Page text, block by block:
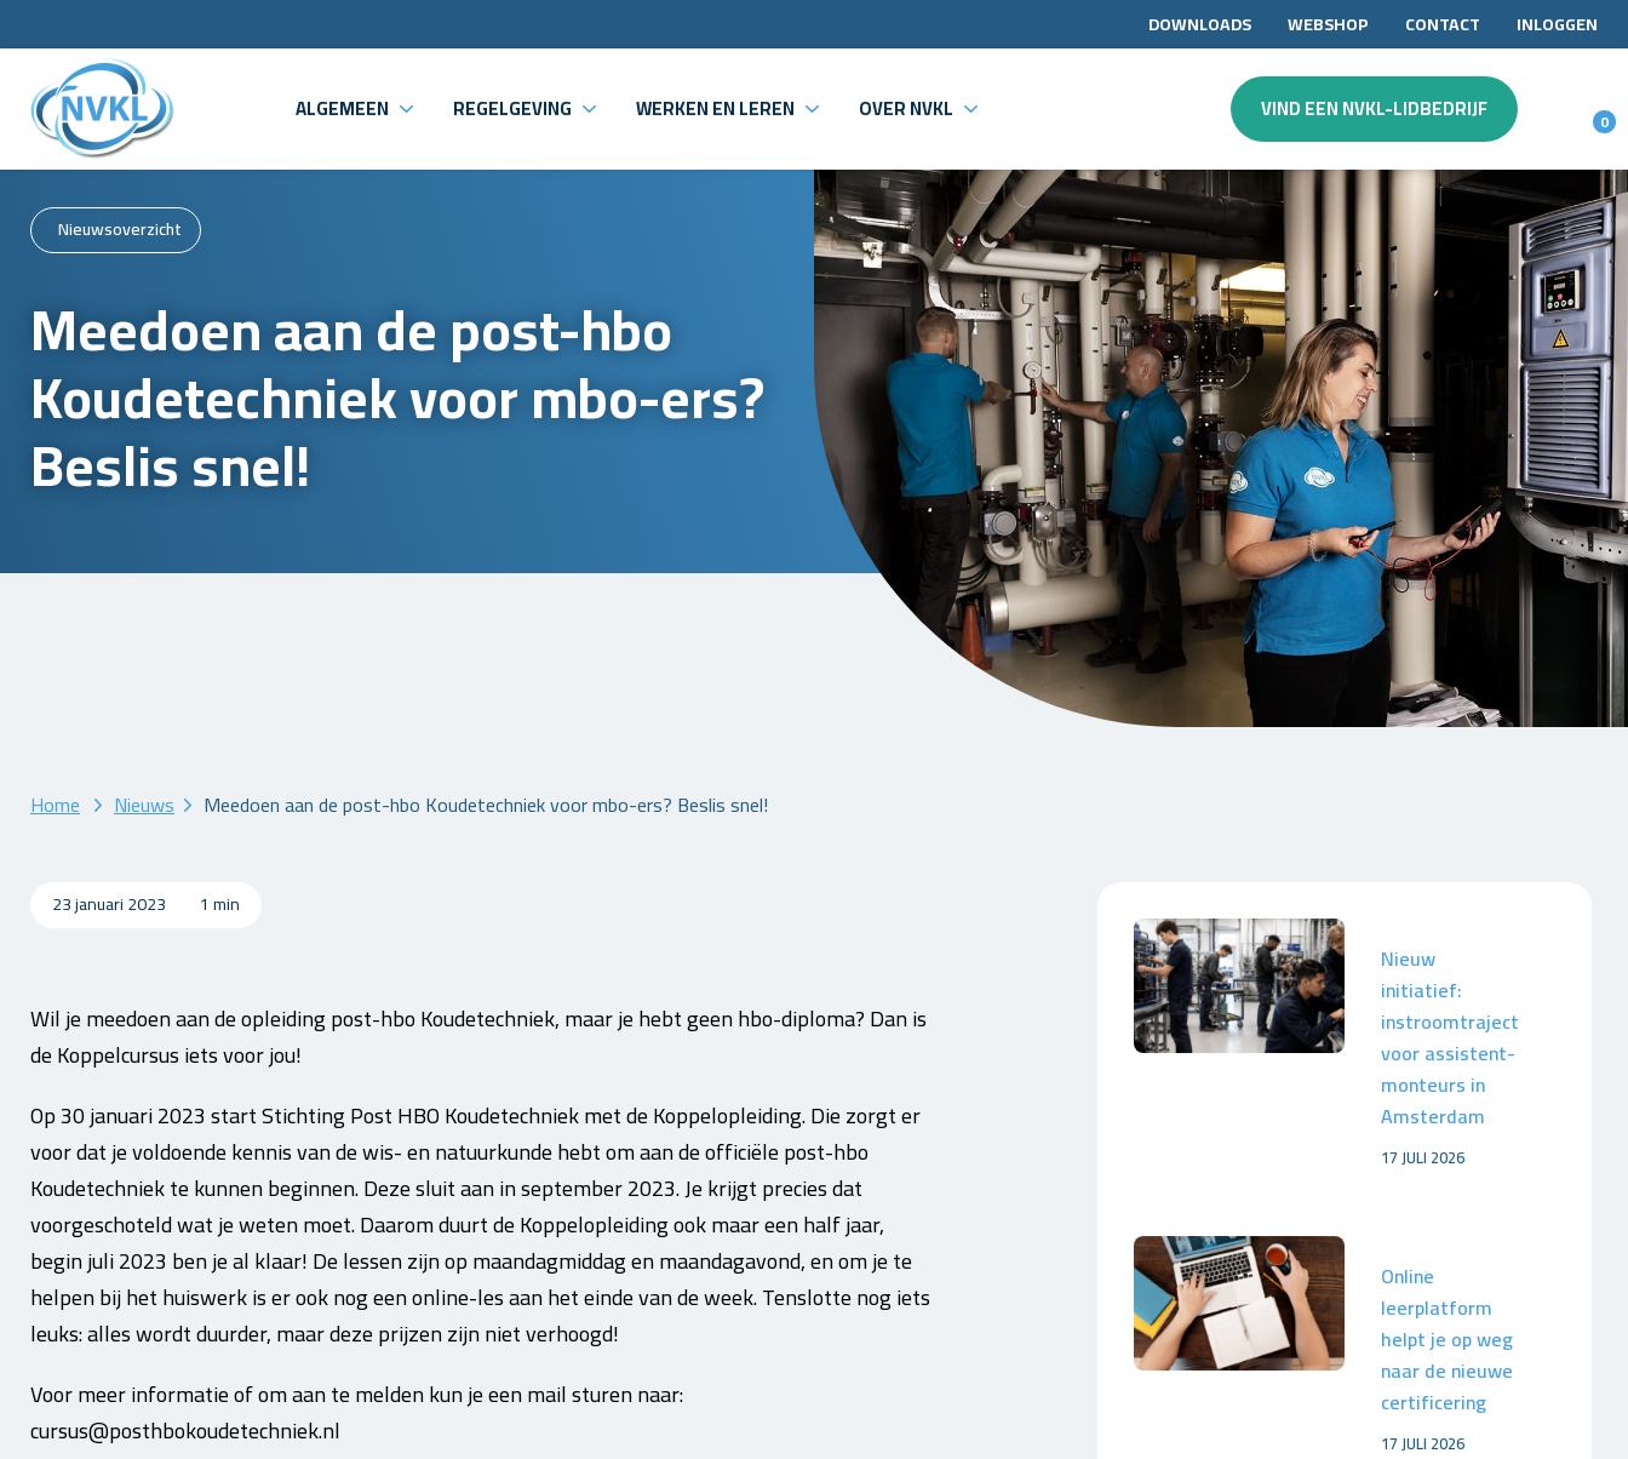
DOWNLOADS WEBSHOP CONTACT INLOGGEN
ALGEMEEN REGELGEVING WERKEN EN LEREN OVER NVKL VIND EEN NVKL-LIDBEDRIJF 0
Nieuwsoverzicht
Meedoen aan de post-hbo
Koudetechniek voor mbo-ers?
Beslis snel!
Home Nieuws Meedoen aan de post-hbo Koudetechniek voor mbo-ers? Beslis snel!
23 januari 2023 1 min
Wil je meedoen aan de opleiding post-hbo Koudetechniek, maar je hebt geen hbo-diploma? Dan is
de Koppelcursus iets voor jou!
Op 30 januari 2023 start Stichting Post HBO Koudetechniek met de Koppelopleiding. Die zorgt er
voor dat je voldoende kennis van de wis- en natuurkunde hebt om aan de officiële post-hbo
Koudetechniek te kunnen beginnen. Deze sluit aan in september 2023. Je krijgt precies dat
voorgeschoteld wat je weten moet. Daarom duurt de Koppelopleiding ook maar een half jaar,
begin juli 2023 ben je al klaar! De lessen zijn op maandagmiddag en maandagavond, en om je te
helpen bij het huiswerk is er ook nog een online-les aan het einde van de week. Tenslotte nog iets
leuks: alles wordt duurder, maar deze prijzen zijn niet verhoogd!
Voor meer informatie of om aan te melden kun je een mail sturen naar:
cursus@posthbokoudetechniek.nl
Nieuw
initiatief:
instroomtraject
voor assistent-
monteurs in
Amsterdam
17 JULI 2026
Online
leerplatform
helpt je op weg
naar de nieuwe
certificering
17 JULI 2026